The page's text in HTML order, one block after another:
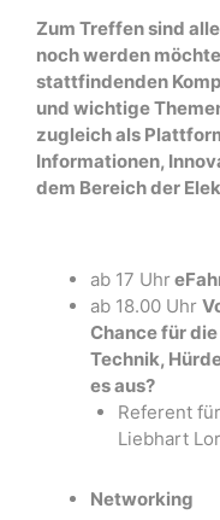
Zum Treffen sind
noch werden
stattfindenden
und wichtige
zugleich als
Informationen,
dem Bereich der
ab 17 Uhr
ab 18.00 Uhr
Chance für
Technik,
es aus?
Referent
Liebhart
Networking